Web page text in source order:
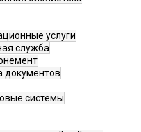
услуги
служба
документов
системы